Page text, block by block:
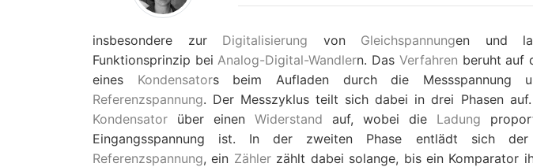
insbesondere zur Digitalisierung von Gleichspannungen und
Funktionsprinzip beiAnalog-Digital-Wandlern. Das Verfahren beruht auf
eines Kondensators beim Aufladen durch die Messspannung
Referenzspannung. Der Messzyklus teilt sich dabei in drei Phasen
Kondensator über einen Widerstand auf, wobei die Ladung
Eingangsspannung ist. In der zweiten Phase entlädt sich der
Referenzspannung, ein Zählerzählt dabei solange, bis ein Komparator